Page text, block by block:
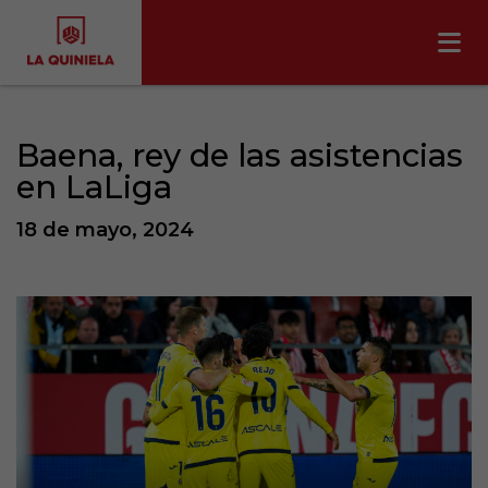
Baena, rey de las asistencias
en LaLiga
18 de mayo, 2024